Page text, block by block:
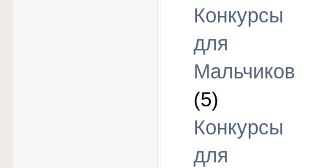
Конкурсы
для
Мальчиков
(5)
Конкурсы
для